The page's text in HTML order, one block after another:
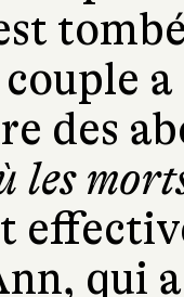
des
les
qui